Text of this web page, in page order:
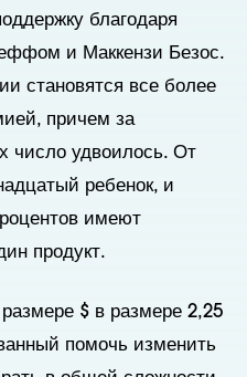
благодаря
и Маккензи Безос.
становятся все более
причем за
число удвоилось. От
ребенок, и
имеют
продукт.
$ в размере 2,25
помочь изменить